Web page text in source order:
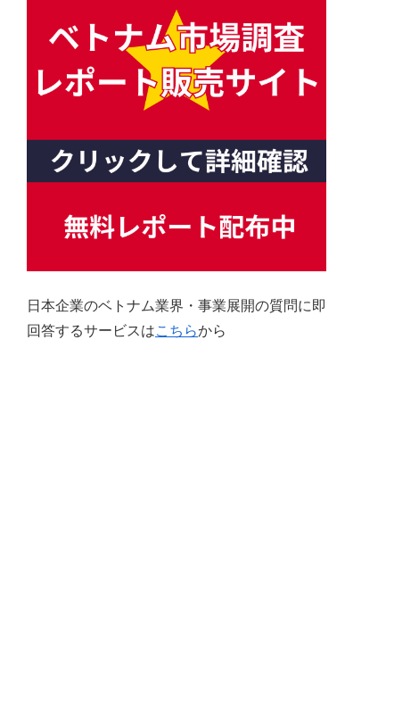
日本企業のベトナム業界・事業展開の質問に即
回答するサービスはこちらから